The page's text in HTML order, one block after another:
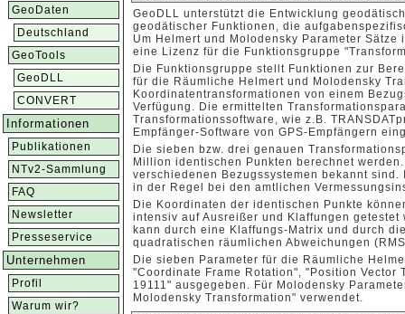
GeoDaten
Deutschland
GeoTools
GeoDLL
CONVERT
Informationen
Publikationen
NTv2-Sammlung
FAQ
Newsletter
Presseservice
Unternehmen
Profil
Warum wir?
GeoDLL unterstützt die Entwicklung
geodätischer Funktionen, die
Um Helmert und Molodensky Parameter
eine Lizenz für die Funktionsgruppe
Die Funktionsgruppe stellt Funktionen zur
für die Räumliche Helmert und Molodensky
Koordinatentransformationen von einem
Verfügung. Die ermittelten
Transformationssoftware, wie z.B.
Empfänger-Software von GPS-Empfängern
Die sieben bzw. drei genauen
Million identischen Punkten berechnet
verschiedenen Bezugssystemen bekannt
in der Regel bei den amtlichen
Die Koordinaten der identischen Punkte
intensiv auf Ausreißer und Klaffungen
kann durch eine Klaffungs-Matrix und durch
quadratischen räumlichen Abweichungen
Die sieben Parameter für die Räumliche
"Coordinate Frame Rotation", "Position Vector
19111" ausgegeben. Für Molodensky
Molodensky Transformation" verwendet.